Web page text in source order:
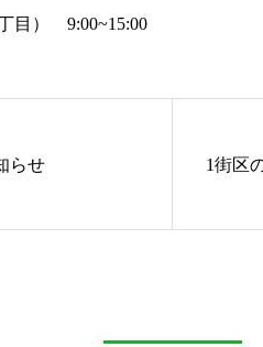
目） 9:00~15:00
らせ 1街区